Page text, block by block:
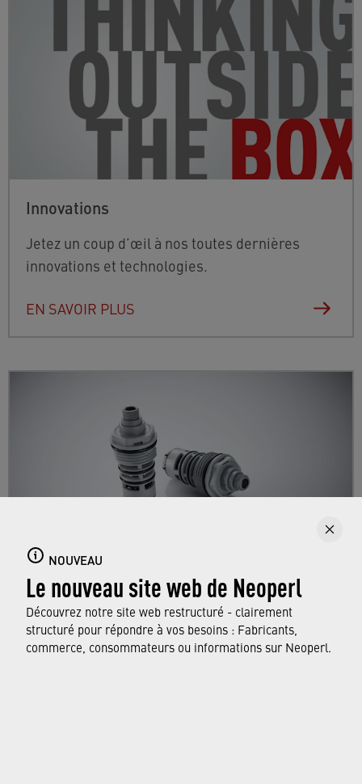
NOUVEAU
Le nouveau site web de Neoperl
Découvrez notre site web restructuré - clairement
structuré pour répondre à vos besoins : Fabricants,
commerce, consommateurs ou informations sur Neoperl.
Innovations
Jetez un coup d’œil à nos toutes dernières
innovations et technologies.
EN SAVOIR PLUS
Inverseurs Easy Push
Redirigent le jet d’une simple pression.